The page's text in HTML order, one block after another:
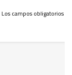
Los campos obligatorios